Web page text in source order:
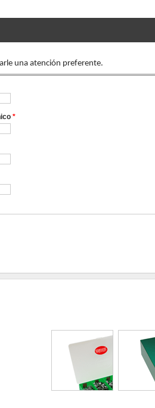
una atención preferente.
*